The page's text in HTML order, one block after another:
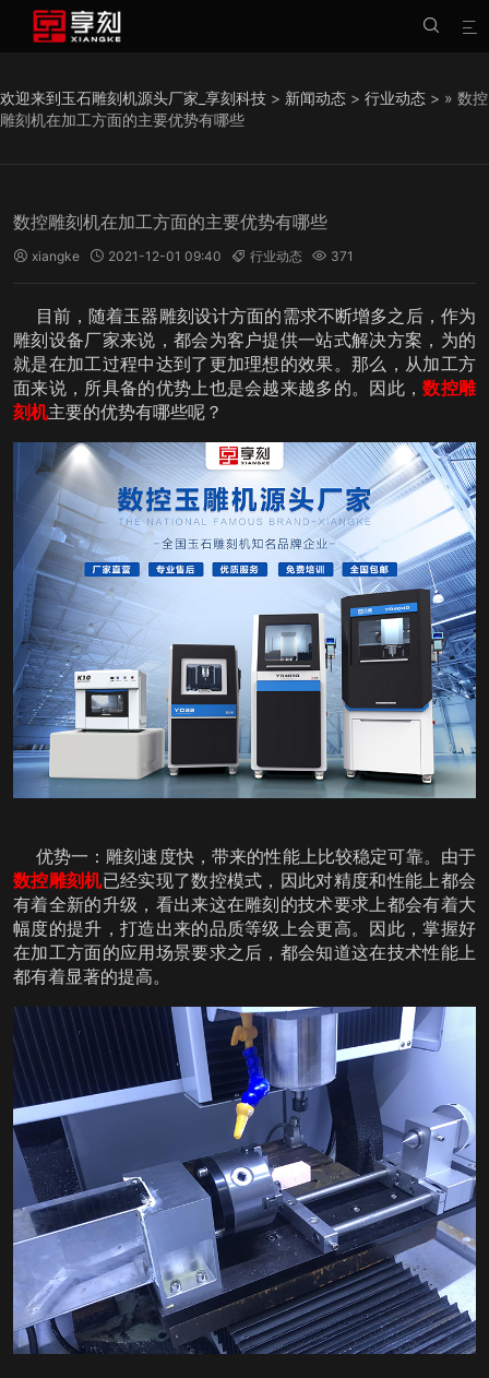


欢迎来到玉石雕刻机源头厂家_享刻科技 > 新闻动态 > 行业动态 > » 数控
雕刻机在加工方面的主要优势有哪些
数控雕刻机在加工方面的主要优势有哪些
 xiangke  2021-12-01 09:40  行业动态  371
目前，随着玉器雕刻设计方面的需求不断增多之后，作为
雕刻设备厂家来说，都会为客户提供一站式解决方案，为的
就是在加工过程中达到了更加理想的效果。那么，从加工方
面来说，所具备的优势上也是会越来越多的。因此，数控雕
刻机主要的优势有哪些呢？
优势一：雕刻速度快，带来的性能上比较稳定可靠。由于
数控雕刻机已经实现了数控模式，因此对精度和性能上都会
有着全新的升级，看出来这在雕刻的技术要求上都会有着大
幅度的提升，打造出来的品质等级上会更高。因此，掌握好
在加工方面的应用场景要求之后，都会知道这在技术性能上
都有着显著的提高。